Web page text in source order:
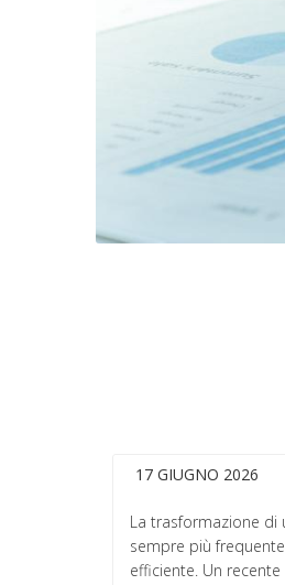
17 GIUGNO 2026
La trasformazione di
sempre più
efficiente. Un